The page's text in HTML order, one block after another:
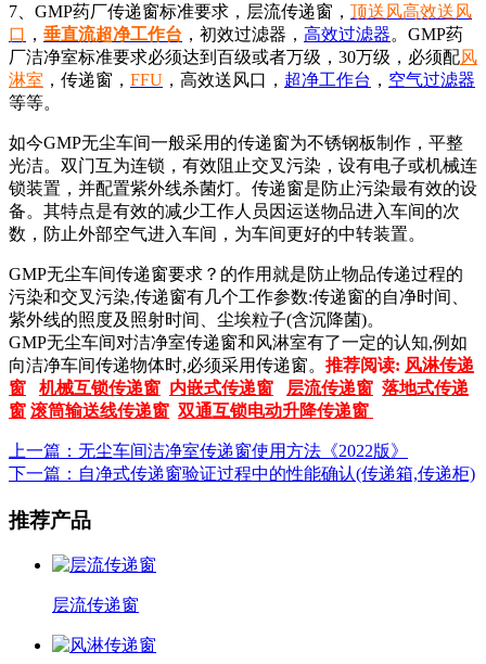
7、GMP药厂传递窗标准要求，层流传递窗， 顶送风高效送风
口 ， 垂直流超净工作台 ，初效过滤器， 高效过滤器。GMP药
厂洁净室标准要求必须达到百级或者万级，30万级，必须配风
淋室 ，传递窗， FFU ，高效送风口， 超净工作台 ， 空气过滤器
等等。
如今GMP无尘车间一般采用的传递窗为不锈钢板制作，平整
光洁。双门互为连锁，有效阻止交叉污染，设有电子或机械连
锁装置，并配置紫外线杀菌灯。传递窗是防止污染最有效的设
备。其特点是有效的减少工作人员因运送物品进入车间的次
数，防止外部空气进入车间，为车间更好的中转装置。
GMP无尘车间传递窗要求？的作用就是防止物品传递过程的
污染和交叉污染,传递窗有几个工作参数:传递窗的自净时间、
紫外线的照度及照射时间、尘埃粒子(含沉降菌)。
GMP无尘车间对洁净室传递窗和风淋室有了一定的认知,例如
向洁净车间传递物体时,必须采用传递窗。 推荐阅读: 风淋传递
窗
机械互锁传递窗 内嵌式传递窗 层流传递窗 落地式传递
窗 滚筒输送线传递窗 双通互锁电动升降传递窗
上一篇：无尘车间洁净室传递窗使用方法《2022版》
下一篇：自净式传递窗验证过程中的性能确认(传递箱,传递柜)
推荐产品
层流传递窗